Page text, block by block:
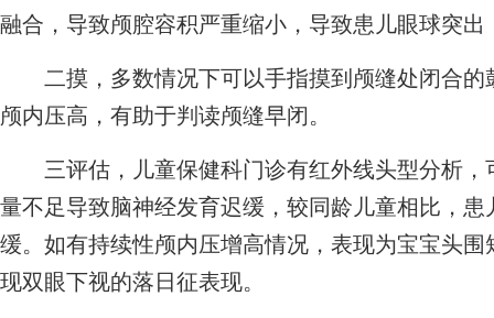
融合，导致颅腔容积严重缩小，导致患儿眼球突
二摸，多数情况下可以手指摸到颅缝处闭合的
颅内压高，有助于判读颅缝早闭。
三评估，儿童保健科门诊有红外线头型分析，
量不足导致脑神经发育迟缓，较同龄儿童相比，
缓。如有持续性颅内压增高情况，表现为宝宝头
现双眼下视的落日征表现。